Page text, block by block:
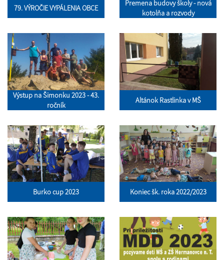
79. VÝROČIE VYPÁLENIA OBCE
Premena budovy školy - nová
kotolňa a rozvody
Výstup na Šimonku 2023 - 43.
ročník
Altánok Rastlinka v MŠ
Burko cup 2023 Koniec šk. roka 2022/2023